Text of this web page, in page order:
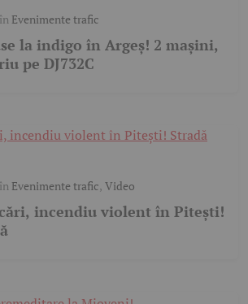
în Evenimente trafic
la indigo în Argeș! 2 mașini,
pe DJ732C
în Evenimente trafic, Video
incendiu violent în Pitești!